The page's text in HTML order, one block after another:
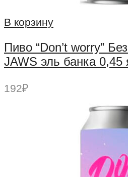
В корзину
Пиво “Don’t worry”
JAWS эль банка
192₽